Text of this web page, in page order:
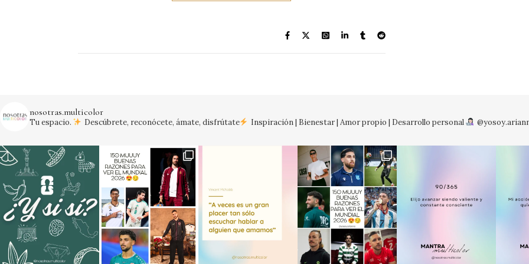
nosotras.multicolor
Tu espacio. Descúbrete, reconócete, ámate, disfrútate Inspiración | Bienestar | Amor propio | Desarrollo personal
¡Vamos México!
#mexico #mundial20
No so